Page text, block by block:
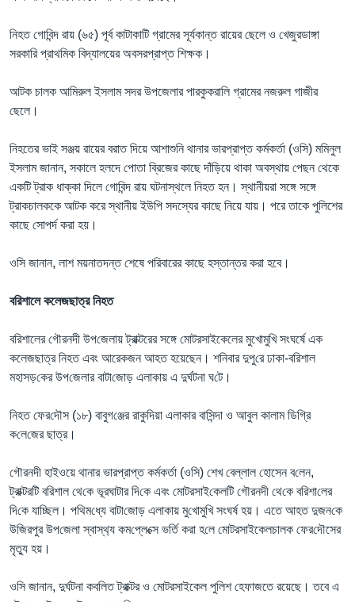
নিহত গোবিন্দ রায় (৬৫) পূর্ব কাটাকাটি গ্রামের সূর্যকান্ত রায়ের ছেলে ও খেজুরডাঙ্গা
সরকারি প্রাথমিক বিদ্যালয়ের অবসরপ্রাপ্ত শিক্ষক।
আটক চালক আমিরুল ইসলাম সদর উপজেলার পারকুকরালি গ্রামের নজরুল গাজীর
ছেলে।
নিহতের ভাই সঞ্জয় রায়ের বরাত দিয়ে আশাশুনি থানার ভারপ্রাপ্ত কর্মকর্তা (ওসি) মমিনুল
ইসলাম জানান, সকালে হলদে পোতা ব্রিজের কাছে দাঁড়িয়ে থাকা অবস্থায় পেছন থেকে
একটি ট্রাক ধাক্কা দিলে গোবিন্দ রায় ঘটনাস্থলে নিহত হন। স্থানীয়রা সঙ্গে সঙ্গে
ট্রাকচালককে আটক করে স্থানীয় ইউপি সদস্যের কাছে নিয়ে যায়। পরে তাকে পুলিশের
কাছে সোপর্দ করা হয়।
ওসি জানান, লাশ ময়নাতদন্ত শেষে পরিবারের কাছে হস্তান্তর করা হবে।
বরিশালে কলেজছাত্র নিহত
বরিশালের গৌরনদী উপ‌জেলায় ট্রাক্টরের সঙ্গে মোটরসাইকেলের মুখোমুখি সংঘর্ষে এক
কলেজছাত্র নিহত এবং আরেকজন আহত হয়েছেন। শ‌নিবার দুপু‌রে ঢাকা-বরিশাল
মহাসড়‌কের উপ‌জেলার বাটা‌জো‌ড় এলাকায় এ দুর্ঘটনা ঘ‌টে।
নিহত ফের‌দৌস (১৮) বাবুগ‌ঞ্জের রাকু‌দিয়া এলাকার বা‌সিন্দা ও আবুল কালাম ডি‌গ্রি
ক‌লে‌জের ছাত্র।
গৌরনদী হাইওয়ে থানার ভারপ্রাপ্ত কর্মকর্তা (ওসি) শেখ বেল্লাল হোসেন ব‌লেন,
ট্রাক্টরটি ব‌রিশাল থে‌কে ভূরঘাটার দি‌কে এবং মোটরসাই‌কেল‌টি গৌরনদী থে‌কে ব‌রিশা‌লের
দি‌কে যা‌চ্ছি‌ল। প‌থিম‌ধ্যে বাটা‌জো‌ড় এলাকায় মু‌খোমু‌খি সংঘর্ষ হয়। এতে আহত দুজন‌কে
উজিরপুর উপ‌জেলা স্বাস্থ‌্য কম‌প্লে‌ক্সে ভ‌র্তি করা হ‌লে মোটরসাইকেলচালক ফের‌দৌসের
মৃত‌্যু হয়।
ওসি জানান, দুর্ঘটনা কবলিত ট্রাক্টর ও মোটরসাইকেল পুলিশ হেফাজতে রয়েছে। তবে এ